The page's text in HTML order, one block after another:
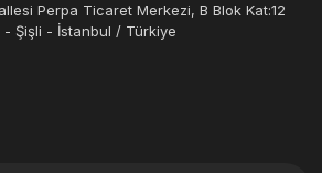
Perpa Ticaret Merkezi, B Blok Kat:12
- Şişli - İstanbul / Türkiye